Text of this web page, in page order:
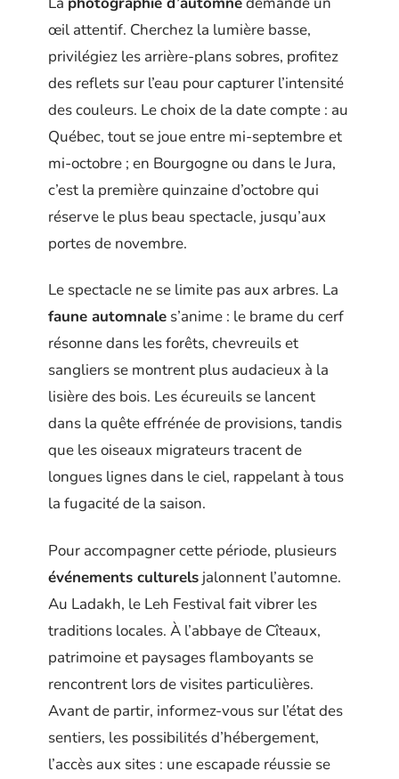
œil attentif. Cherchez la lumière basse,
privilégiez les arrière-plans sobres, profitez
des reflets sur l’eau pour capturer l’intensité
des couleurs. Le choix de la date compte : au
Québec, tout se joue entre mi-septembre et
mi-octobre ; en Bourgogne ou dans le Jura,
c’est la première quinzaine d’octobre qui
réserve le plus beau spectacle, jusqu’aux
portes de novembre.
Le spectacle ne se limite pas aux arbres. La
faune automnale s’anime : le brame du cerf
résonne dans les forêts, chevreuils et
sangliers se montrent plus audacieux à la
lisière des bois. Les écureuils se lancent
dans la quête effrénée de provisions, tandis
que les oiseaux migrateurs tracent de
longues lignes dans le ciel, rappelant à tous
la fugacité de la saison.
Pour accompagner cette période, plusieurs
événements culturels jalonnent l’automne.
Au Ladakh, le Leh Festival fait vibrer les
traditions locales. À l’abbaye de Cîteaux,
patrimoine et paysages flamboyants se
rencontrent lors de visites particulières.
Avant de partir, informez-vous sur l’état des
sentiers, les possibilités d’hébergement,
l’accès aux sites : une escapade réussie se